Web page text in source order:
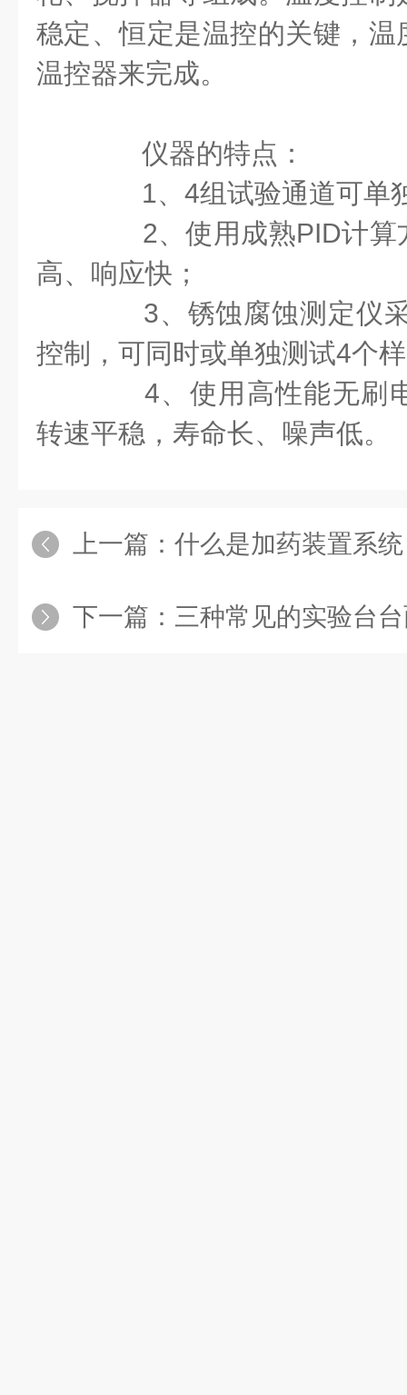
稳定、恒定是温控的关键，
温控器来完成。
仪器的特点：
1、4组试验通道可单
2、使用成熟PID计算
高、响应快；
3、锈蚀腐蚀测定仪采
控制，可同时或单独测试4个
4、使用高性能无刷
转速平稳，寿命长、噪声低。
上一篇： 什么是加药装置系统？它
下一篇： 三种常见的实验台台面